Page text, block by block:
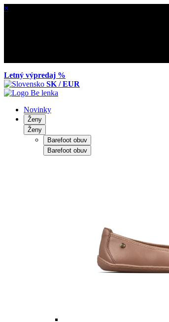
×
Letný výpredaj %
SK / EUR
Novinky
Ženy
Ženy
Barefoot obuv
Barefoot obuv